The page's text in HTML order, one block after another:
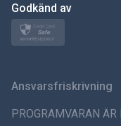
ภาษาไทย
Godkänd av
Ansvarsfriskrivning
PROGRAMVARAN